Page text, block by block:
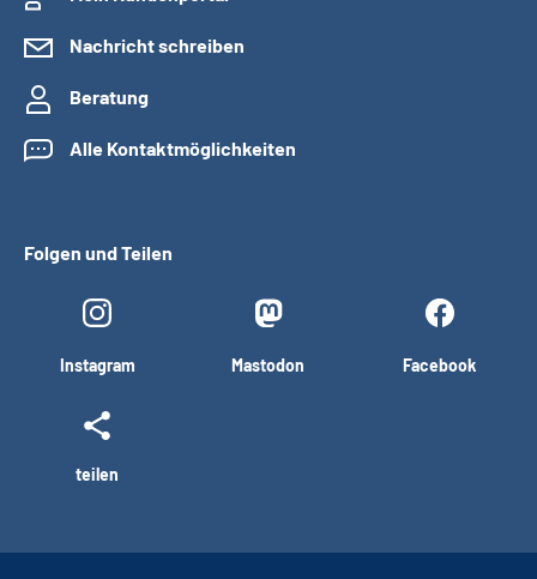
Nachricht schreiben
Beratung
Alle Kontaktmöglichkeiten
Folgen und Teilen
Instagram Mastodon Facebook
teilen